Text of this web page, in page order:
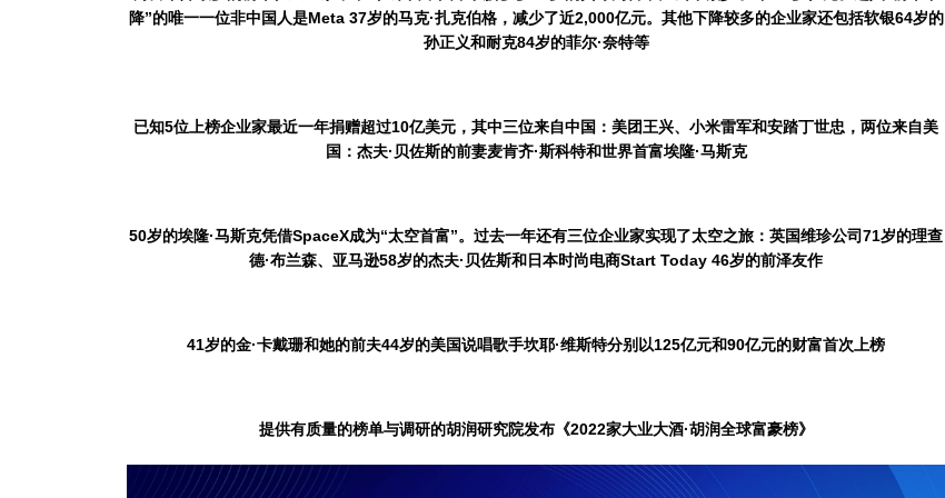
降”的唯一一位非中国人是Meta 37岁的马克·扎克伯格，减少了近2,000亿元。其他下降较多的企业家还包括软银64岁的
孙正义和耐克84岁的菲尔·奈特等
已知5位上榜企业家最近一年捐赠超过10亿美元，其中三位来自中国：美团王兴、小米雷军和安踏丁世忠，两位来自美
国：杰夫· 贝佐斯的前妻麦肯齐·斯科特和世界首富埃隆·马斯克
50岁的埃隆·马斯克凭借SpaceX成为“太空首富”。过去一年还有三位企业家实现了太空之旅：英国维珍公司71岁的理查
德·布兰森、亚马逊58岁的杰夫· 贝佐斯和日本时尚电商Start Today 46岁的前泽友作
41岁的金·卡戴珊和她的前夫44岁的美国说唱歌手坎耶·维斯特分别以125亿元和90亿元的财富首次上榜
提供有质量的榜单与调研的胡润研究院发布《2022家大业大酒·胡润全球富豪榜》